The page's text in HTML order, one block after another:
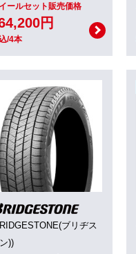
ールセット販売価格
円
/4本
ブリヂス
))